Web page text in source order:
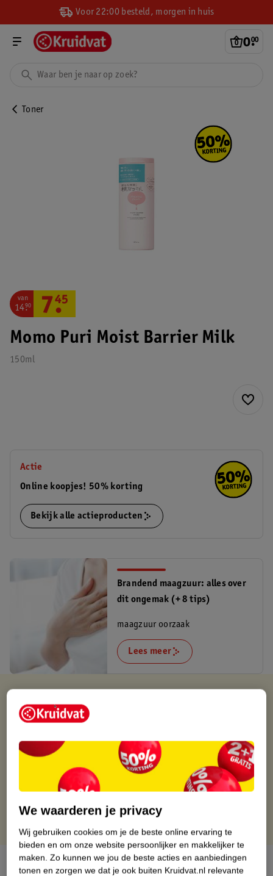
Voor 22:00 besteld, morgen in huis
0.
00
Toner
Momo Puri Moist Barrier Milk
150ml
van
14.
90 7.
45
Actie
Online koopjes! 50% korting
Bekijk alle actieproducten
Brandend maagzuur: alles over
dit ongemak (+ 8 tips)
maagzuur oorzaak
Lees meer
Gratis ophalen in de winkel
Op werkdagen voor 22:00 uur besteld, volgende dag in huis
Gratis thuisbezorgd vanaf 50.00
Gratis retourneren binnen 30 dagen
Gratis punten met je Kruidvat kaart
Over dit product
We waarderen je privacy
Wij gebruiken cookies om je de beste online ervaring te
bieden en om onze website persoonlijker en makkelijker te
maken. Zo kunnen we jou de beste acties en aanbiedingen
tonen en zorgen we dat je ook buiten Kruidvat.nl relevante